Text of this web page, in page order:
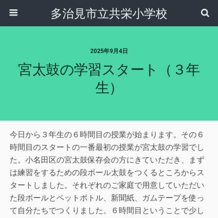
多治見市立共栄小学校
2025年9月4日
宮太鼓の学習スタート（３年
生）
今日から３年生の６時間目の授業が始まります。その６
時間目のスタートの一番最初の授業が宮太鼓の学習でし
た。小名田区の宮太鼓保存会の方にきていただき、まず
は練習をするための段ボール太鼓をつくるところからス
タートしました。それぞれのご家庭で用意していただい
た段ボールとペットボトル、新聞紙、ガムテープを使っ
て自分たちでつくりました。６時間目ということで少し